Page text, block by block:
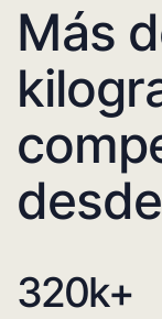
Más
320k+